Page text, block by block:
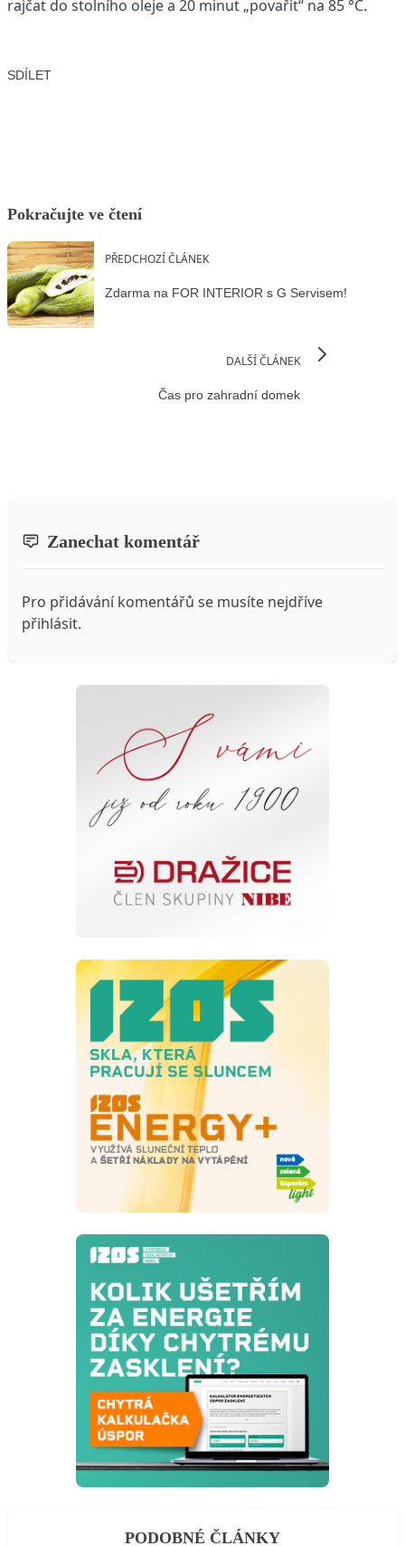
rajčat do stolního oleje a 20 minut „povařit“ na 85 °C.
SDÍLET
Pokračujte ve čtení
PŘEDCHOZÍ ČLÁNEK
Zdarma na FOR INTERIOR s G Servisem!
DALŠÍ ČLÁNEK
Čas pro zahradní domek
Zanechat komentář
Pro přidávání komentářů se musíte nejdříve
přihlásit.
PODOBNÉ ČLÁNKY